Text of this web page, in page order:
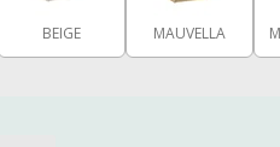
BEIGE MAUVELLA